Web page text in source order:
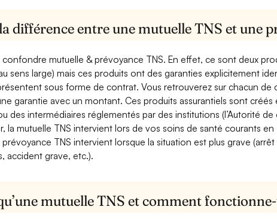
différence entre une mutuelle TNS et une
confondre mutuelle & prévoyance TNS. En effet, ce sont deux
sens large) mais ces produits ont des garanties explicitement
sous forme de contrat. Vous retrouverez sur chacun de
garantie avec un montant. Ces produits assurantiels sont
des intermédiaires réglementés par des institutions (l’Autorité
la mutuelle TNS intervient lors de vos soins de santé courants
prévoyance TNS intervient lorsque la situation est plus grave
accident grave, etc.).
mutuelle TNS et comment